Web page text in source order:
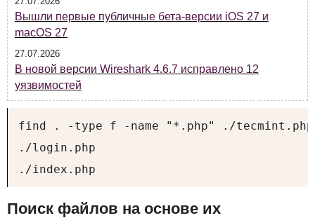
Вышли первые публичные бета-версии iOS 27 и
macOS 27
27.07.2026
В новой версии Wireshark 4.6.7 исправлено 12
уязвимостей
find . -type f -name "*.php" ./tecmint.php
./login.php
./index.php
Поиск файлов на основе их